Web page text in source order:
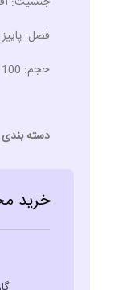
فصل:
حجم:
دسته
خرید